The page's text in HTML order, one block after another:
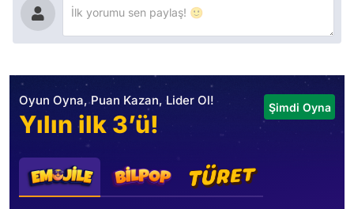
Oyun Oyna, Puan Kazan, Lider Ol!
Yılın ilk 3’ü!
Şimdi Oyna